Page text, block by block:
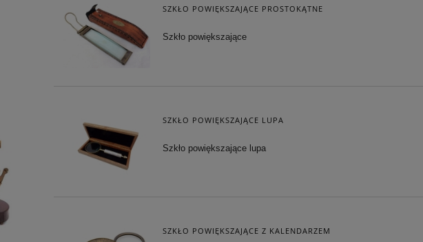
SZKŁO POWIĘKSZAJĄCE PROSTOKĄTNE
Szkło powiększające
SZKŁO POWIĘKSZAJĄCE LUPA
Szkło powiększające lupa
SZKŁO POWIĘKSZAJĄCE Z KALENDARZEM